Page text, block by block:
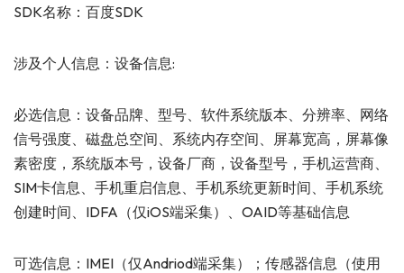
SDK名称：百度SDK
涉及个人信息：设备信息:
必选信息：设备品牌、型号、软件系统版本、分辨率、网络
信号强度、磁盘总空间、系统内存空间、屏幕宽高，屏幕像
素密度，系统版本号，设备厂商，设备型号，手机运营商、
SIM卡信息、手机重启信息、手机系统更新时间、手机系统
创建时间、IDFA（仅iOS端采集）、OAID等基础信息
可选信息：IMEI（仅Andriod端采集）；传感器信息（使用